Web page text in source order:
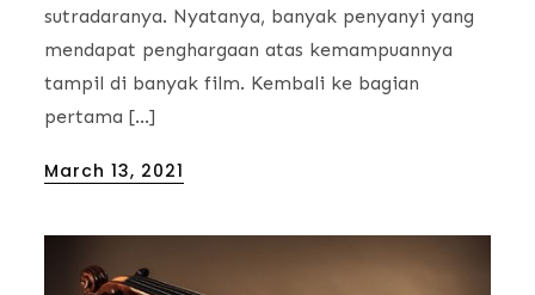
sutradaranya. Nyatanya, banyak penyanyi yang
mendapat penghargaan atas kemampuannya
tampil di banyak film. Kembali ke bagian
pertama […]
Posted
March 13, 2021